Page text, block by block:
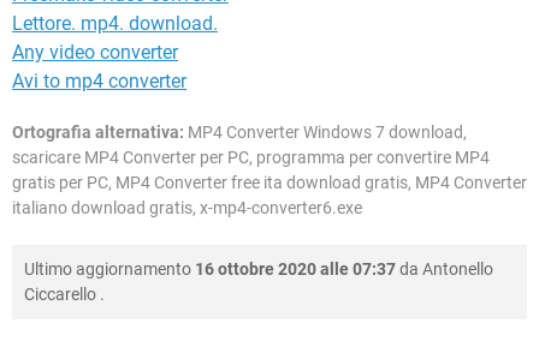
Lettore. mp4. download.
Any video converter
Avi to mp4 converter
Ortografia alternativa: MP4 Converter Windows 7 download,
scaricare MP4 Converter per PC, programma per convertire MP4
gratis per PC, MP4 Converter free ita download gratis, MP4 Converter
italiano download gratis, x-mp4-converter6.exe
Ultimo aggiornamento 16 ottobre 2020 alle 07:37da Antonello
Ciccarello .